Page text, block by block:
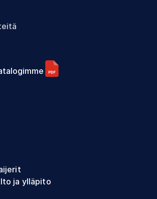
ja ylläpito